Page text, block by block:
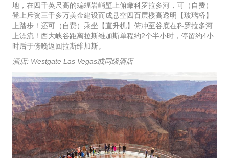
地，在四千英尺高的蝙蝠岩峭壁上俯瞰科罗拉多河，可（自费）
登上斥资三千多万美金建设而成悬空四百层楼高透明【玻璃桥】
上踏步！还可（自费）乘坐【直升机】俯冲至谷底在科罗拉多河
上漂流！西大峡谷距离拉斯维加斯单程约2个半小时，停留约4小
时后于傍晚返回拉斯维加斯。
酒店: Westgate Las Vegas或同级酒店